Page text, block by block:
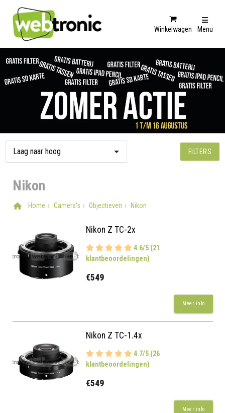
Winkelwagen Menu
FILTERS
Nikon
Home Camera's Objectieven Nikon
Nikon Z TC-2x
4.6/5 (21
klantbeoordelingen)
€549
Meer info
Nikon Z TC-1.4x
4.7/5 (26
klantbeoordelingen)
€549
Meer info